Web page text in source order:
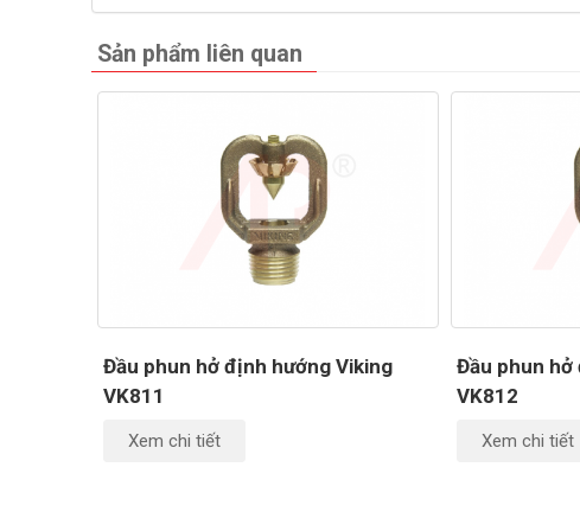
Sản phẩm liên quan
Đầu phun hở định hướng Viking
VK811
Xem chi tiết
Đầu phun hở
VK812
Xem chi tiết